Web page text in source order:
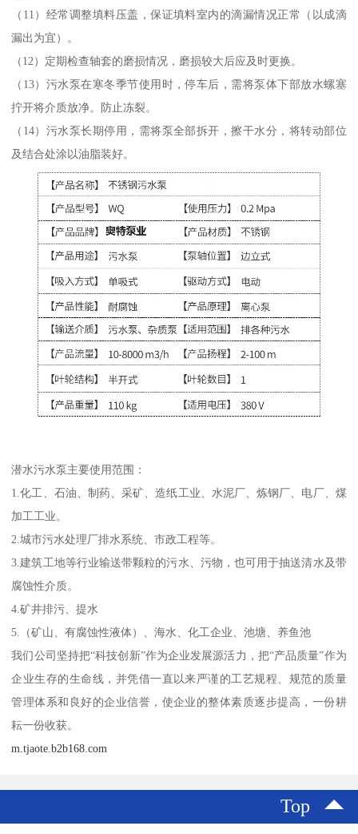
（11）经常调整填料压盖，保证填料室内的滴漏情况正常（以成滴
漏出为宜）。
（12）定期检查轴套的磨损情况，磨损较大后应及时更换。
（13）污水泵在寒冬季节使用时，停车后，需将泵体下部放水螺塞
拧开将介质放净。防止冻裂。
（14）污水泵长期停用，需将泵全部拆开，擦干水分，将转动部位
及结合处涂以油脂装好。
潜水污水泵主要使用范围：
1.化工、石油、制药、采矿、造纸工业、水泥厂、炼钢厂、电厂、煤
加工工业。
2.城市污水处理厂排水系统、市政工程等。
3.建筑工地等行业输送带颗粒的污水、污物，也可用于抽送清水及带
腐蚀性介质。
4.矿井排污、提水
5.（矿山、有腐蚀性液体）、海水、化工企业、池塘、养鱼池
我们公司坚持把“科技创新”作为企业发展源活力，把“产品质量”作为
企业生存的生命线，并凭借一直以来严谨的工艺规程、规范的质量
管理体系和良好的企业信誉，使企业的整体素质逐步提高，一份耕
耘一份收获。
m.tjaote.b2b168.com
Top